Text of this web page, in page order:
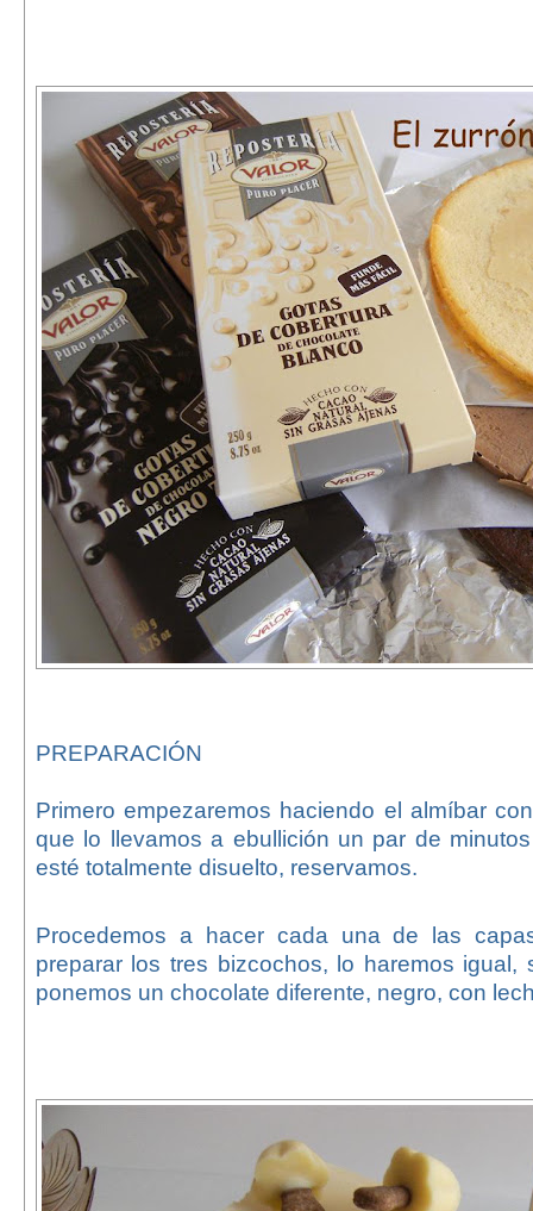
PREPARACIÓN
Primero empezaremos haciendo el almíbar
que lo llevamos a ebullición un par de
esté totalmente disuelto, reservamos.
Procedemos a hacer cada una de las
preparar los tres bizcochos, lo haremos
ponemos un chocolate diferente, negro, con